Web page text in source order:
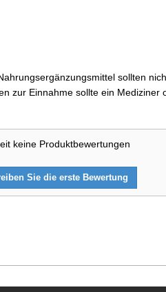
sollten
zur Einnahme sollte ein Mediziner
keine Produktbewertungen
Sie die erste Bewertung